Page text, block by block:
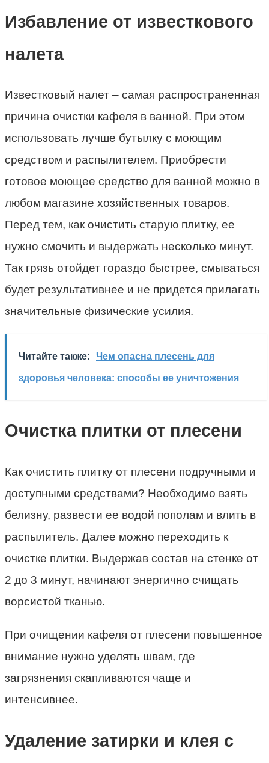
Избавление от известкового
налета
Известковый налет – самая распространенная
причина очистки кафеля в ванной. При этом
использовать лучше бутылку с моющим
средством и распылителем. Приобрести
готовое моющее средство для ванной можно в
любом магазине хозяйственных товаров.
Перед тем, как очистить старую плитку, ее
нужно смочить и выдержать несколько минут.
Так грязь отойдет гораздо быстрее, смываться
будет результативнее и не придется прилагать
значительные физические усилия.
Читайте также: Чем опасна плесень для
здоровья человека: способы ее уничтожения
Очистка плитки от плесени
Как очистить плитку от плесени подручными и
доступными средствами? Необходимо взять
белизну, развести ее водой пополам и влить в
распылитель. Далее можно переходить к
очистке плитки. Выдержав состав на стенке от
2 до 3 минут, начинают энергично счищать
ворсистой тканью.
При очищении кафеля от плесени повышенное
внимание нужно уделять швам, где
загрязнения скапливаются чаще и
интенсивнее.
Удаление затирки и клея с